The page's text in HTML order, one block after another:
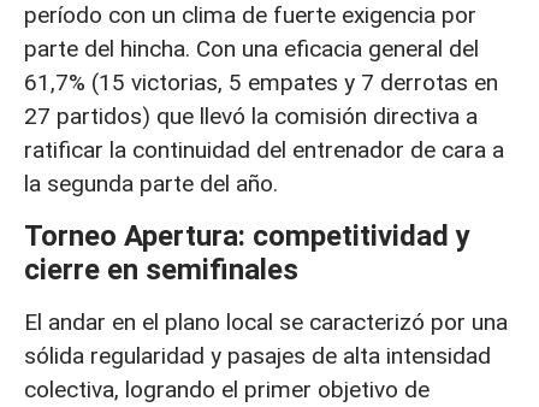
período con un clima de fuerte exigencia por
parte del hincha. Con una eficacia general del
61,7% (15 victorias, 5 empates y 7 derrotas en
27 partidos) que llevó la comisión directiva a
ratificar la continuidad del entrenador de cara a
la segunda parte del año.
Torneo Apertura: competitividad y
cierre en semifinales
El andar en el plano local se caracterizó por una
sólida regularidad y pasajes de alta intensidad
colectiva, logrando el primer objetivo de